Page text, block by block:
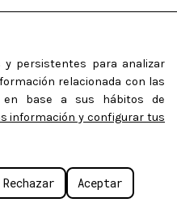
y persistentes para analizar
relacionada con las
en base a sus hábitos de
información y configurar tus
Rechazar Aceptar
a cambios
Accesibilidad web